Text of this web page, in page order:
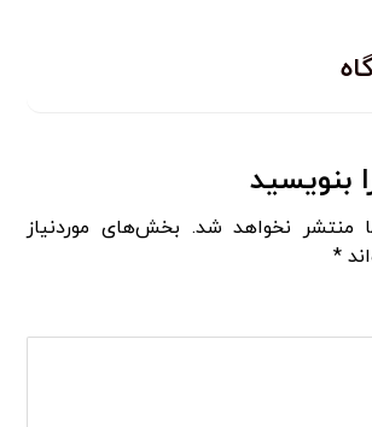
بنویسید
منتشر نخواهد شد. بخش‌های موردنیاز
*